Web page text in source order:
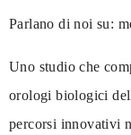
Parlano di noi su:
Uno studio che
orologi biologici
percorsi innovativi